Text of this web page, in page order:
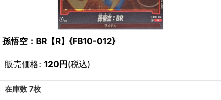
孫悟空：BR【R】{FB10-012}
販売価格: 120円(税込)
在庫数 7枚